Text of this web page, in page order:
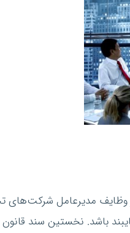
مدیرعامل شرکت‌های
باشد. نخستین سند